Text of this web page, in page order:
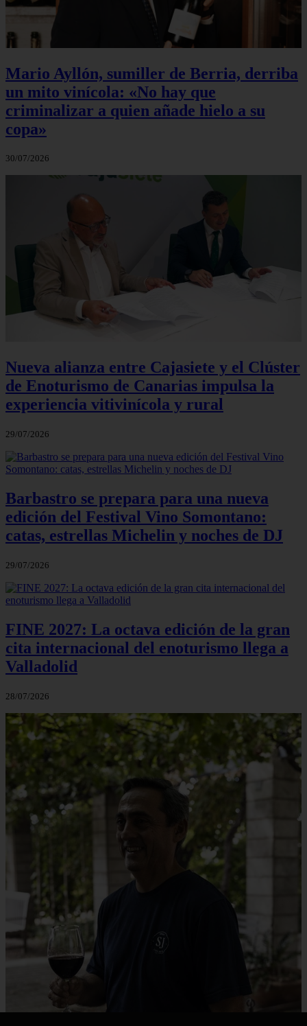
Mario Ayllón, sumiller de Berria, derriba
un mito vinícola: «No hay que
criminalizar a quien añade hielo a su
copa»
30/07/2026
Nueva alianza entre Cajasiete y el Clúster
de Enoturismo de Canarias impulsa la
experiencia vitivinícola y rural
29/07/2026
Barbastro se prepara para una nueva
edición del Festival Vino Somontano:
catas, estrellas Michelin y noches de DJ
29/07/2026
FINE 2027: La octava edición de la gran
cita internacional del enoturismo llega a
Valladolid
28/07/2026